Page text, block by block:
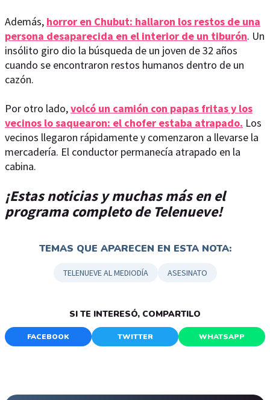
Además, horror en Chubut: hallaron los restos de una
persona desaparecida en el interior de un tiburón. Un
insólito giro dio la búsqueda de un joven de 32 años
cuando se encontraron restos humanos dentro de un
cazón.
Por otro lado,volcó un camión con papas fritas y los
vecinos lo saquearon: el chofer estaba atrapado. Los
vecinos llegaron rápidamente y comenzaron a llevarse la
mercadería. El conductor permanecía atrapado en la
cabina.
¡Estas noticias y muchas más en el
programa completo de Telenueve!
TEMAS QUE APARECEN EN ESTA NOTA:
TELENUEVE AL MEDIODÍA ASESINATO
SI TE INTERESÓ, COMPARTILO
FACEBOOK TWITTER WHATSAPP